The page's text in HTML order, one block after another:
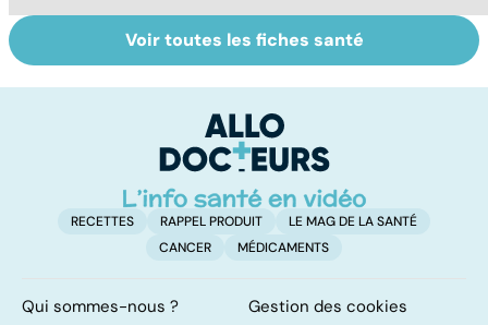
Tout savoir sur le
cerveau
Staphylocoque
doré : une
surveillance
Voir toutes les fiches santé
RECETTES RAPPEL PRODUIT
LE MAG DE LA SANTÉ
CANCER
MÉDICAMENTS
Qui sommes-nous ?
Gestion des cookies